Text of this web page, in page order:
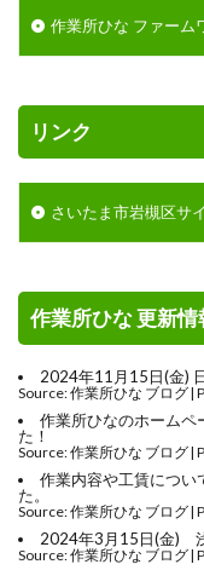
作業所ひな ファーム
リンク
さいたま市岩槻区サ
作業所ひな 更新情
2024年11月15日(金)
Source: 作業所ひな ブログ
作業所ひなのホームペ
た！
Source: 作業所ひな ブログ
作業内容や工賃につい
た。
Source: 作業所ひな ブログ
2024年3月15日(金)
Source: 作業所ひな ブログ